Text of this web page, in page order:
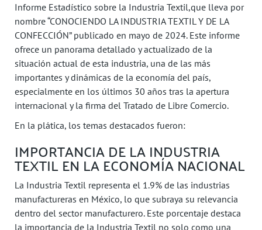
Informe Estadístico sobre la Industria Textil,que lleva por
nombre “CONOCIENDO LA INDUSTRIA TEXTIL Y DE LA
CONFECCIÓN” publicado en mayo de 2024. Este informe
ofrece un panorama detallado y actualizado de la
situación actual de esta industria, una de las más
importantes y dinámicas de la economía del país,
especialmente en los últimos 30 años tras la apertura
internacional y la firma del Tratado de Libre Comercio.
En la plática, los temas destacados fueron:
IMPORTANCIA DE LA INDUSTRIA
TEXTIL EN LA ECONOMÍA NACIONAL
La Industria Textil representa el 1.9% de las industrias
manufactureras en México, lo que subraya su relevancia
dentro del sector manufacturero. Este porcentaje destaca
la importancia de la Industria Textil no solo como una